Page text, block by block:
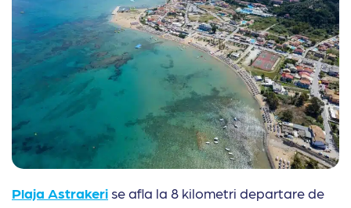
Plaja Astrakeri se afla la 8 kilometri departare de